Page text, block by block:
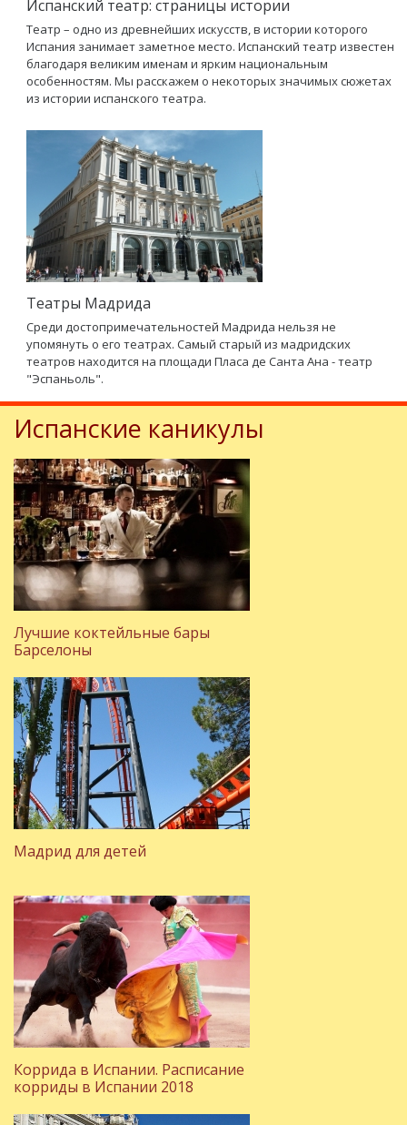
Испанский театр: страницы истории
Театр – одно из древнейших искусств, в истории которого
Испания занимает заметное место. Испанский театр известен
благодаря великим именам и ярким национальным
особенностям. Мы расскажем о некоторых значимых сюжетах
из истории испанского театра.
Театры Мадрида
Среди достопримечательностей Мадрида нельзя не
упомянуть о его театрах. Самый старый из мадридских
театров находится на площади Пласа де Санта Ана - театр
"Эспаньоль".
Испанские каникулы
Лучшие коктейльные бары
Барселоны
Мадрид для детей
Коррида в Испании. Расписание
корриды в Испании 2018